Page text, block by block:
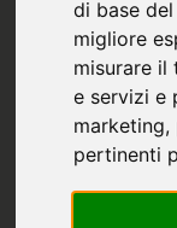
di base
migliore
misurare il
e servizi e
marketing,
pertinenti